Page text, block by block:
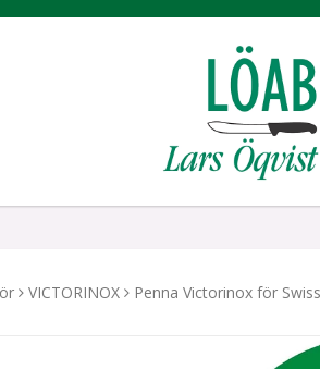
VICTORINOX Penna Victorinox för